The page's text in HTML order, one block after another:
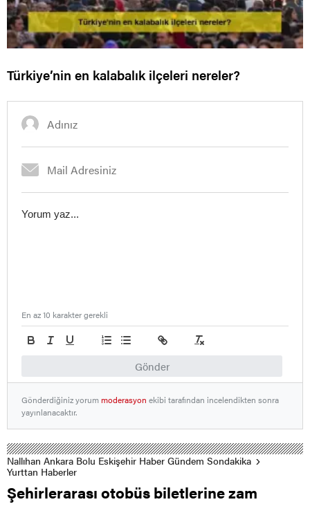
Türkiye’nin en kalabalık ilçeleri nereler?
Gönder
En az 10 karakter gerekli
Gönderdiğiniz yorummoderasyon ekibi tarafından incelendikten sonra
yayınlanacaktır.
Nallıhan Ankara Bolu Eskişehir Haber Gündem Sondakika
Yurttan Haberler
Şehirlerarası otobüs biletlerine zam